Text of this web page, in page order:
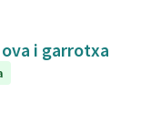
i garrotxa